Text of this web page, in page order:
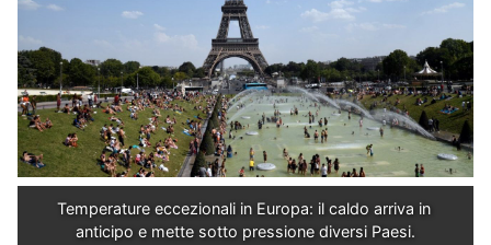
Temperature eccezionali in Europa: il caldo arriva in
anticipo e mette sotto pressione diversi Paesi.